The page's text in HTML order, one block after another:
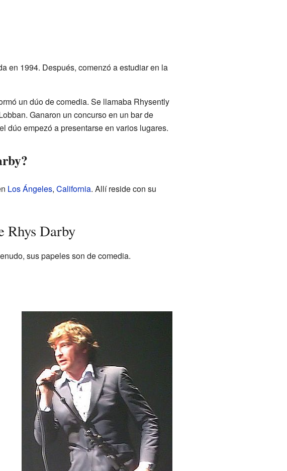
en 1994. Después, comenzó a estudiar en la
un dúo de comedia. Se llamaba Rhysently
Ganaron un concurso en un bar de
dúo empezó a presentarse en varios lugares.
Los Ángeles, California. Allí reside con su
Rhys Darby
sus papeles son de comedia.